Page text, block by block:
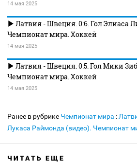
14 мая 2025
Латвия - Швеция. 0:6. Гол Элиаса
Чемпионат мира. Хоккей
14 мая 2025
Латвия - Швеция. 0:5. Гол Мики
Чемпионат мира. Хоккей
14 мая 2025
Ранее в рубрике Чемпионат мира :
Лукаса Раймонда (видео). Чемпионат
ЧИТАТЬ ЕЩЕ